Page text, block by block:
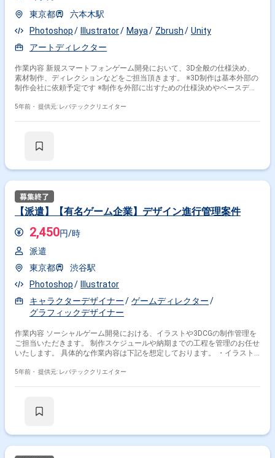
東京都
六本木駅
Photoshop
Illustrator Maya Zbrush
Unity
アートディレクター
作業内容 新規スマートフォンゲーム開発において、3D全般の仕様決め、
素材制作、ディレクションなどをご担当頂きます。 ※3D制作は基本外部の
制作会社に依頼予定です ※制作を外部に出すための仕様決めやベースデー
体的な作業内容は下記を想定しております。 ・各ベース3Dモデル制作 ・
5年前・ 提供元: レバテッククリエイター
【派遣】【有名ゲーム企業】デザイン進行管理案件
2,450円/時
派遣
東京都
渋谷駅
Photoshop
Illustrator
キャラクターデザイナー
ゲームディレクター
グラフィックデザイナー
作業内容 ソーシャルゲーム開発における、イラストや3DCGの制作管理を
ご担当いただきます。 制作スケジュールや納期までの工程を管理のお任せ
いたします。 具体的な作業内容は下記を想定しております。 ・イラスト
・制作物のクオリティ監修のサポート ※お一人当たり１～２プロジェクト
5年前・ 提供元: レバテッククリエイター